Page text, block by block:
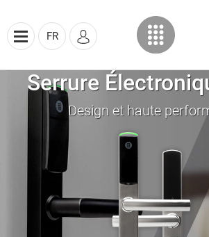
FR
Serrure
Design et haute